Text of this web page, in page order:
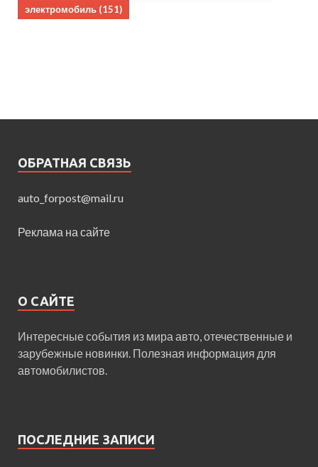
электромобиль (151)
ОБРАТНАЯ СВЯЗЬ
auto_forpost@mail.ru
Реклама на сайте
О САЙТЕ
Интересные события из мира авто, отечественные и
зарубежные новинки. Полезная информация для
автомобилистов.
ПОСЛЕДНИЕ ЗАПИСИ